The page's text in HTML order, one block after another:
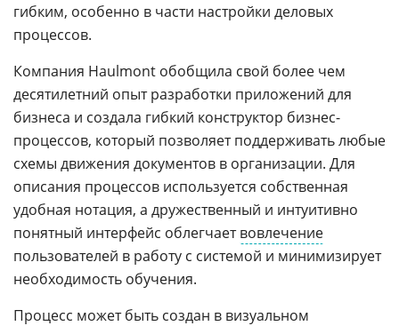
гибким, особенно в части настройки деловых
процессов.
Компания Haulmont обобщила свой более чем
десятилетний опыт разработки приложений для
бизнеса и создала гибкий конструктор бизнес-
процессов, который позволяет поддерживать любые
схемы движения документов в организации. Для
описания процессов используется собственная
удобная нотация, а дружественный и интуитивно
понятный интерфейс облегчаетвовлечение
пользователей в работу с системой и минимизирует
необходимость обучения.
Процесс может быть создан в визуальном